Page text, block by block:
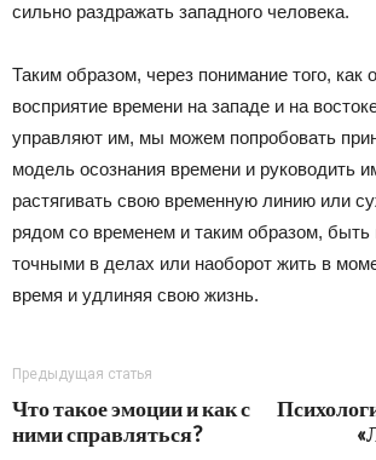
сильно раздражать западного человека.
Таким образом, через понимание того, как
восприятие времени на западе и на
управляют им, мы можем попробовать
модель осознания времени и руководить
растягивать свою временную линию или
рядом со временем и таким образом,
точными в делах или наоборот жить в
время и удлиняя свою жизнь.
Предыдущая статья
Что такое эмоции и как с
ними справляться?